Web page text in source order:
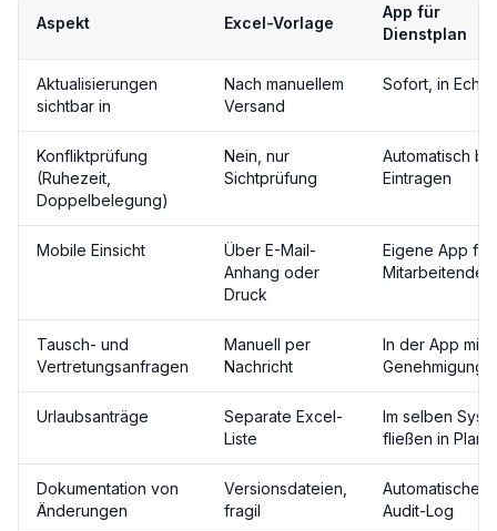
Aspekt Excel-Vorlage
App für
Dienstplan
Aktualisierungen
sichtbar in
Nach manuellem
Versand
Sofort, in
Konfliktprüfung
(Ruhezeit,
Doppelbelegung)
Nein, nur
Sichtprüfung
Automatisch
Eintragen
Mobile Einsicht
Über E-Mail-
Anhang oder
Druck
Eigene App für
Mitarbeitende
Tausch- und
Vertretungsanfragen
Manuell per
Nachricht
In der App mit
Urlaubsanträge
Separate Excel-
Liste
Im selben
fließen in Plan
Dokumentation von
Änderungen
Versionsdateien,
fragil
Automatisches
Audit-Log